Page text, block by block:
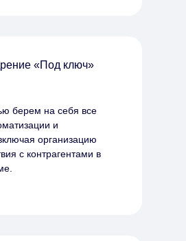
«Под ключ»
берем на себя все
и
организацию
с контрагентами в